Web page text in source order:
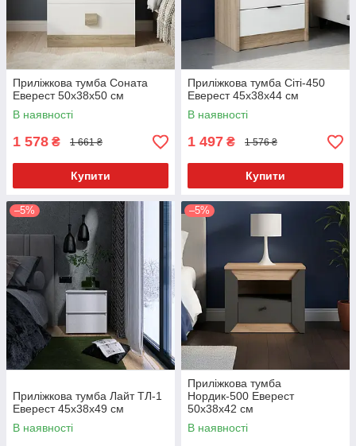
Приліжкова тумба Соната
Еверест 50x38x50 см
В наявності
1 578 ₴ 1 661 ₴
Купити
Приліжкова тумба Сіті-450
Еверест 45x38x44 см
В наявності
1 497 ₴ 1 576 ₴
Купити
–5%
Приліжкова тумба Лайт ТЛ-1
Еверест 45x38x49 см
В наявності
–5%
Приліжкова тумба
Нордик-500 Еверест
50x38x42 см
В наявності